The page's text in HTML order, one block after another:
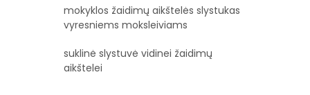
mokyklos žaidimų aikštelės slystukas
vyresniems moksleiviams
suklinė slystuvė vidinei žaidimų
aikštelei